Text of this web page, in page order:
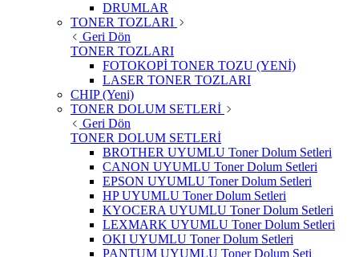
DRUMLAR
TONER TOZLARI
Geri Dön
TONER TOZLARI
FOTOKOPİ TONER TOZU (YENİ)
LASER TONER TOZLARI
CHIP (Yeni)
TONER DOLUM SETLERİ
Geri Dön
TONER DOLUM SETLERİ
BROTHER UYUMLU Toner Dolum Setleri
CANON UYUMLU Toner Dolum Setleri
EPSON UYUMLU Toner Dolum Setleri
HP UYUMLU Toner Dolum Setleri
KYOCERA UYUMLU Toner Dolum Setleri
LEXMARK UYUMLU Toner Dolum Setleri
OKI UYUMLU Toner Dolum Setleri
PANTUM UYUMLU Toner Dolum Seti